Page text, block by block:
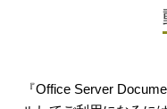
『Office Server